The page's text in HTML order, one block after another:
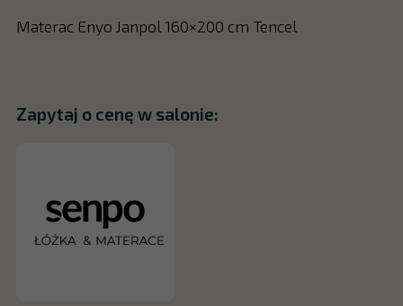
Materac Enyo Janpol 160×200 cm Tencel
Zapytaj o cenę w salonie: